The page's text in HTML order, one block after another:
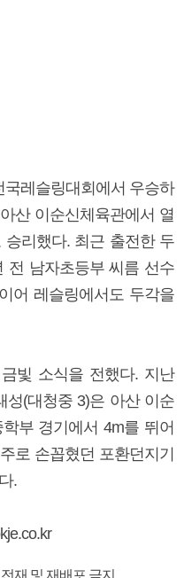
국레슬링대회에서 우승하
산 이순신체육관에서 열
리했다. 최근 출전한 두
전 남자초등부 씨름 선수
어 레슬링에서도 두각을
빛 소식을 전했다. 지난
성(대청중 3)은 아산 이순
부 경기에서 4m를 뛰어
로 손꼽혔던 포환던지기
.
재 및 재배포 금지